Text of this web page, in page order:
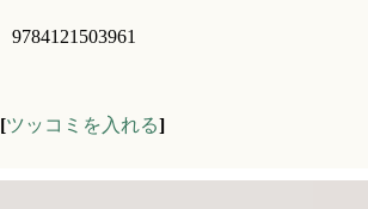
9784121503961
[ツッコミを入れる]